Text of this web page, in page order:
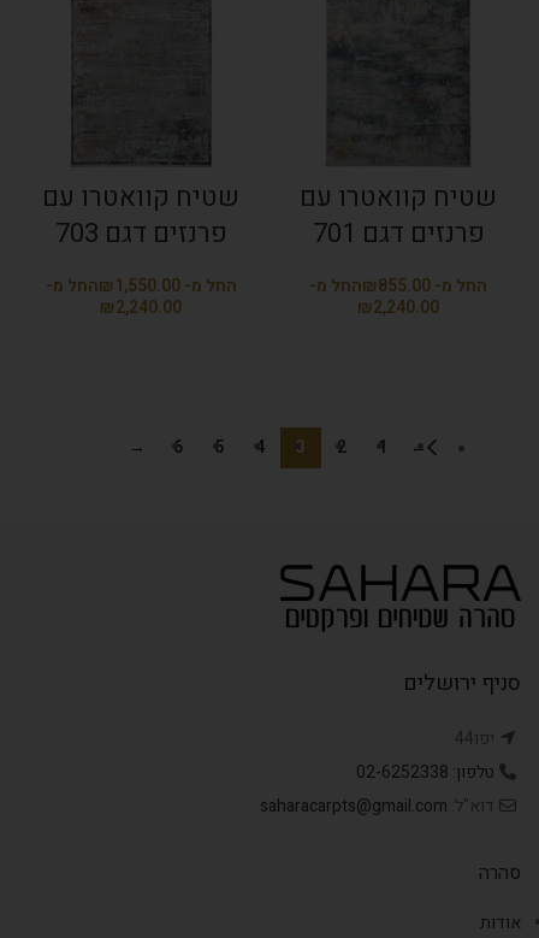
שטיח קוואטרו עם
פרנזים דגם 701
₪
₪
שטיח קוואטרו עם
פרנזים דגם 703
₪
₪
←
1
2
3
4
5
6
→
סניף ירושלים
יפו44
טלפון: 02-6252338
דוא"ל: saharacarpts@gmail.com
סהרה
אודות